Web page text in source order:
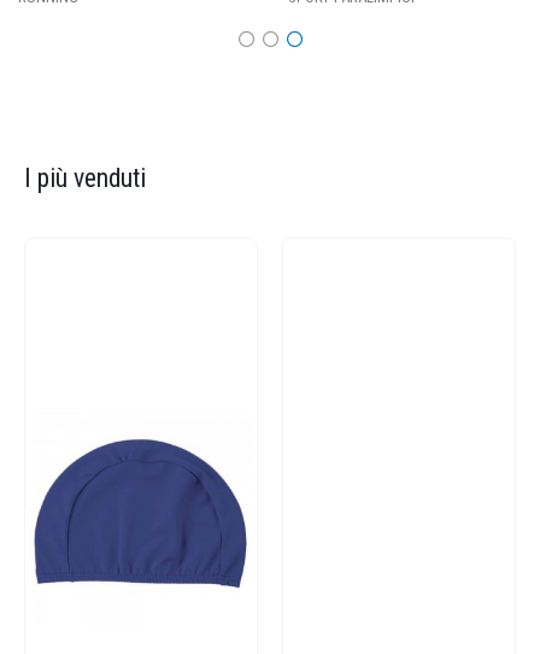
I più venduti